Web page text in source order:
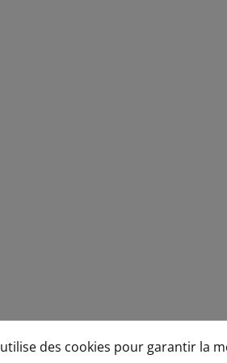
des cookies
des cookies pour garantir la
des cookies pour garantir la